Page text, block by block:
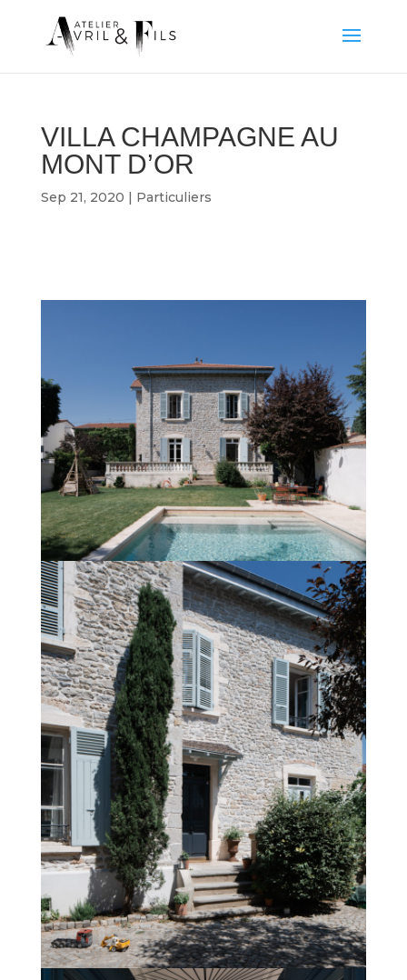
VILLA CHAMPAGNE AU
MONT D’OR
Sep 21, 2020 | Particuliers